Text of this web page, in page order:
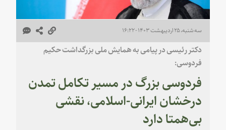
سه شنبه، ۲۵ اردیبهشت ۱۴۰۳ - ۱۶:۲۲
دکتر رئیسی در پیامی به همایش ملی بزرگداشت حکیم
فردوسی:
فردوسی بزرگ در مسیر تکامل تمدن
درخشان ایرانی-اسلامی، نقشی
بی‌همتا دارد